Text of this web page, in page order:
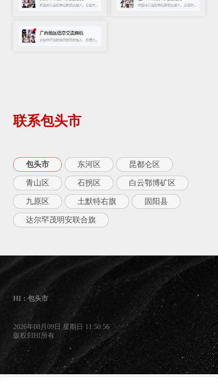
联系包头市
包头市 东河区 昆都仑区
青山区 石拐区 白云鄂博矿区
九原区 土默特右旗 固阳县
达尔罕茂明安联合旗
HI：包头市
2026年08月09日 星期日 11:50:56
版权归HI所有